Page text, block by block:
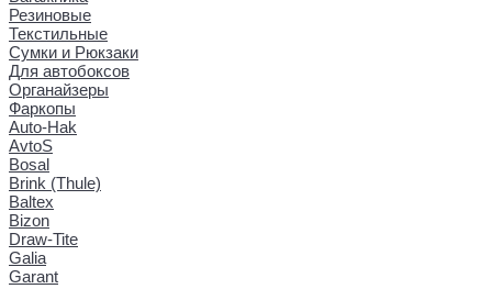
Резиновые
Текстильные
Сумки и Рюкзаки
Для автобоксов
Органайзеры
Фаркопы
Auto-Hak
AvtoS
Bosal
Brink (Thule)
Baltex
Bizon
Draw-Tite
Galia
Garant